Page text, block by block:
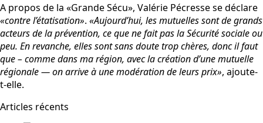
A propos de la «Grande Sécu», Valérie Pécresse se déclare
«contre l’étatisation». «Aujourd’hui, les mutuelles sont de grands
acteurs de la prévention, ce que ne fait pas la Sécurité sociale ou
peu. En revanche, elles sont sans doute trop chères, donc il faut
que – comme dans ma région, avec la création d’une mutuelle
régionale — on arrive à une modération de leurs prix», ajoute-
t-elle.
Articles récents